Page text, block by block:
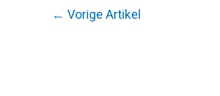
← Vorige Artikel